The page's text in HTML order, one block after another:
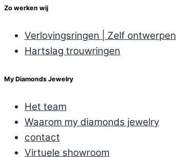
Zo werken wij
Verlovingsringen | Zelf ontwerpen
Hartslag trouwringen
My Diamonds Jewelry
Het team
Waarom my diamonds jewelry
contact
Virtuele showroom